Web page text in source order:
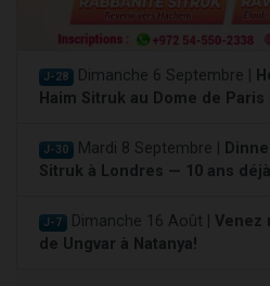
J-28 Dimanche 6 Septembre |
Haim Sitruk au Dome de Paris
J-30 Mardi 8 Septembre |
Sitruk à Londres — 10 ans déjà
J-7 Dimanche 16 Août | Venez
de Ungvar à Natanya!